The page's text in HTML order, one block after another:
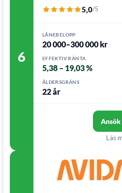
6
5,0/5
LÅNEBELOPP
20 000–300 000 kr
EFFEKTIV RÄNTA
5,38 – 19,03 %
ÅLDERSGRÄNS
22 år
Ansök
Läs